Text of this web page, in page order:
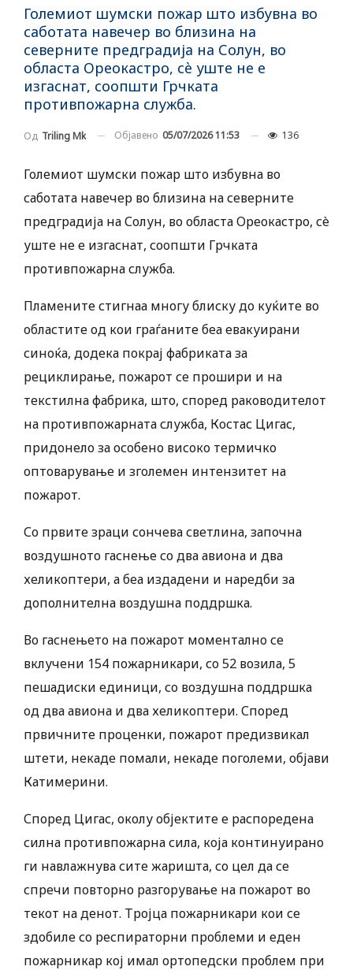
Големиот шумски пожар што избувна во
саботата навечер во близина на
северните предградија на Солун, во
областа Ореокастро, сè уште не е
изгаснат, соопшти Грчката
противпожарна служба.
Од Triling Mk Објавено 05/07/2026 11:53 136
Големиот шумски пожар што избувна во
саботата навечер во близина на северните
предградија на Солун, во областа Ореокастро, сè
уште не е изгаснат, соопшти Грчката
противпожарна служба.
Пламените стигнаа многу блиску до куќите во
областите од кои граѓаните беа евакуирани
синоќа, додека покрај фабриката за
рециклирање, пожарот се прошири и на
текстилна фабрика, што, според раководителот
на противпожарната служба, Костас Цигас,
придонело за особено високо термичко
оптоварување и зголемен интензитет на
пожарот.
Со првите зраци сончева светлина, започна
воздушното гаснење со два авиона и два
хеликоптери, а беа издадени и наредби за
дополнителна воздушна поддршка.
Во гаснењето на пожарот моментално се
вклучени 154 пожарникари, со 52 возила, 5
пешадиски единици, со воздушна поддршка
од два авиона и два хеликоптери. Според
првичните проценки, пожарот предизвикал
штети, некаде помали, некаде поголеми, објави
Катимерини.
Според Цигас, околу објектите е распоредена
силна противпожарна сила, која континуирано
ги навлажнува сите жаришта, со цел да се
спречи повторно разгорување на пожарот во
текот на денот. Тројца пожарникари кои се
здобиле со респираторни проблеми и еден
пожарникар кој имал ортопедски проблем при